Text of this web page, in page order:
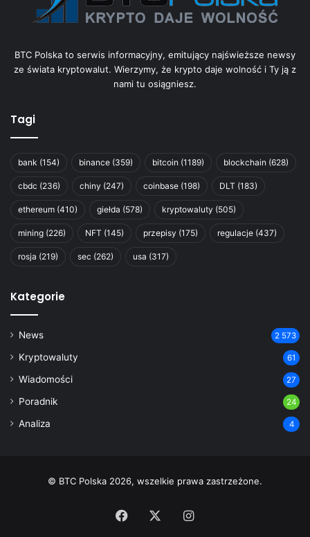
BTC Polska to serwis informacyjny, emitujący najświeższe newsy
ze świata kryptowalut. Wierzymy, że krypto daje wolność i Ty ją z
nami tu osiągniesz.
Tagi
bank (154) binance (359) bitcoin (1189) blockchain (628)
cbdc (236) chiny (247) coinbase (198) DLT (183)
ethereum (410) giełda (578) kryptowaluty (505)
mining (226) NFT (145) przepisy (175) regulacje (437)
rosja (219) sec (262) usa (317)
Kategorie
News 2 573
Kryptowaluty 61
Wiadomości 27
Poradnik 24
Analiza 4
© BTC Polska 2026, wszelkie prawa zastrzeżone.
Facebook Instagram